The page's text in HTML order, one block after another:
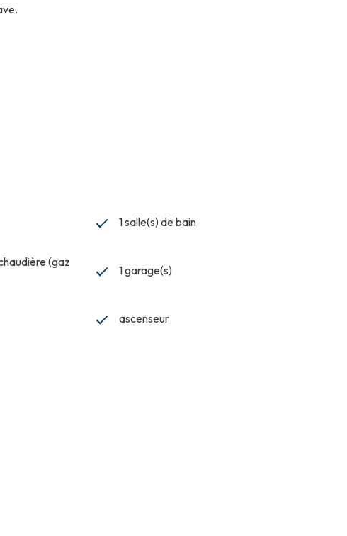
1 salle(s) de bain
(gaz
1 garage(s)
ascenseur